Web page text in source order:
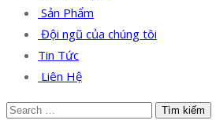
Sản Phẩm
Đội ngũ của chúng tôi
Tin Tức
Liên Hệ